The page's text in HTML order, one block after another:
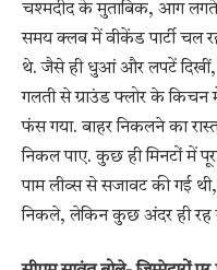
चश्मदीद के मुताबिक, आग लगते
समय क्लब में वीकेंड पार्टी चल
थे. जैसे ही धुआं और लपटें
गलती से ग्राउंड फ्लोर के
फंस गया. बाहर निकलने का
निकल पाए. कुछ ही मिनटों में
पाम लीव्स से सजावट की गई
निकले, लेकिन कुछ अंदर ही रह